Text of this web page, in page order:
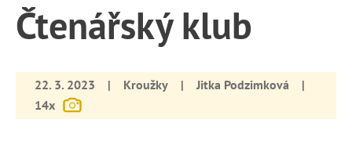
Čtenářský klub
22. 3. 2023 | Kroužky | Jitka Podzimková
|
14x